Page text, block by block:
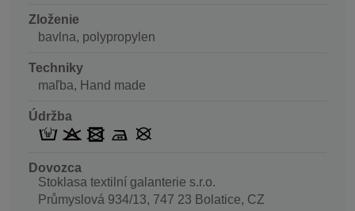
Zloženie
bavlna, polypropylen
Techniky
maľba, Hand made
Údržba
Dovozca
Stoklasa textilní galanterie s.r.o.
Průmyslová 934/13, 747 23 Bolatice, CZ